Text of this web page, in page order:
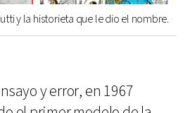
y la historieta que le dio el nombre.
y error, en 1967